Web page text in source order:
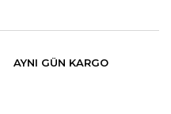
AYNI GÜN KARGO